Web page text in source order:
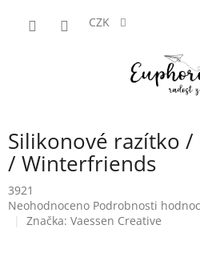
CZK
Silikonové razítko /
/ Winterfriends
3921
Průměrné
hodnocení
Neohodnoceno Podrobnosti
Značka: Vaessen Creative